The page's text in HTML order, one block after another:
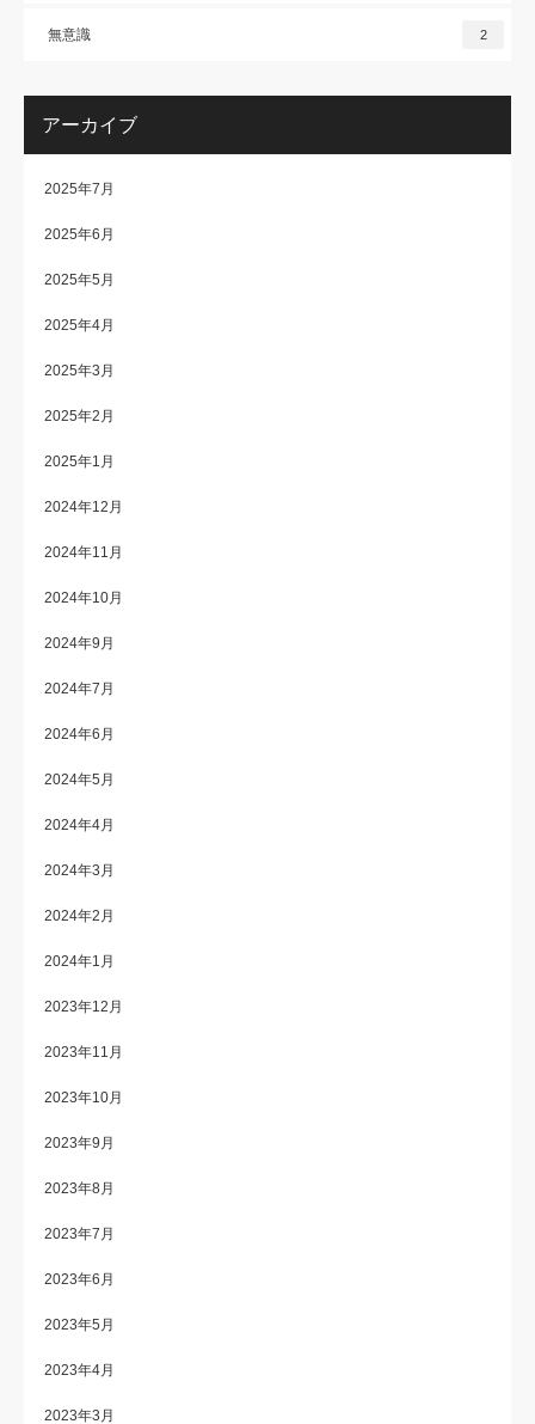
無意識 2
アーカイブ
2025年7月
2025年6月
2025年5月
2025年4月
2025年3月
2025年2月
2025年1月
2024年12月
2024年11月
2024年10月
2024年9月
2024年7月
2024年6月
2024年5月
2024年4月
2024年3月
2024年2月
2024年1月
2023年12月
2023年11月
2023年10月
2023年9月
2023年8月
2023年7月
2023年6月
2023年5月
2023年4月
2023年3月